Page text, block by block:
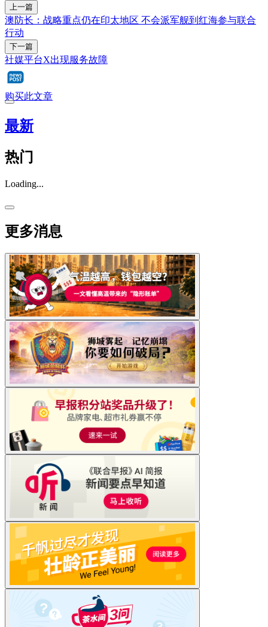
上一篇
澳防长：战略重点仍在印太地区 不会派军舰到红海参与联合
行动
下一篇
社媒平台X出现服务故障
购买此文章
最新
热门
Loading...
更多消息